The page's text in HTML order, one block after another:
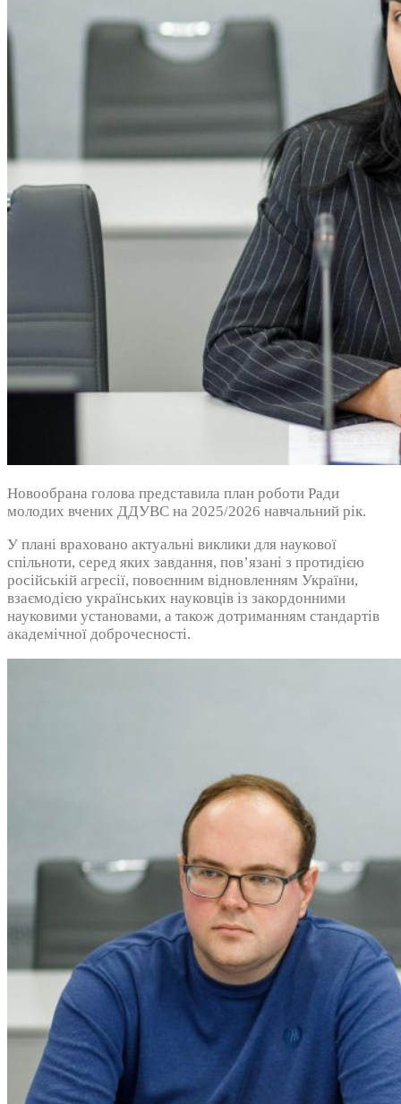
Новообрана голова представила план роботи Ради
молодих вчених ДДУВС на 2025/2026 навчальний рік.
У плані враховано актуальні виклики для наукової
спільноти, серед яких завдання, пов’язані з протидією
російській агресії, повоєнним відновленням України,
взаємодією українських науковців із закордонними
науковими установами, а також дотриманням стандартів
академічної доброчесності.